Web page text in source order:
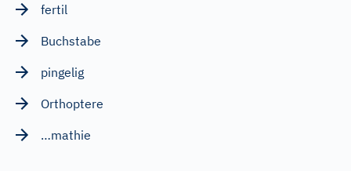
fertil
Buchstabe
pingelig
Orthoptere
…mathie